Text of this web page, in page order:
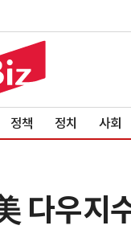
정책 정치 사회
다우지